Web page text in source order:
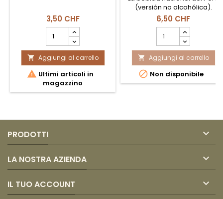
3,50 CHF
quantità
del
prodotto
Néctar
de
Guayaba
Amazonia
 Aggiungi al carrello
 Ultimi articoli in
magazzino
(versión no alcohólica).
Elaborada a partir del hervor
del maíz morado andino con
frutas y especias. Dulce,
refrescante y llena de color.
Botella de 1 Litro.
6,50 CHF
quantità
del
prodotto
Chicha
Morada
1
 Aggiungi al carrello
 Non disponibile
PRODOTTI 
LA NOSTRA AZIENDA 
IL TUO ACCOUNT 